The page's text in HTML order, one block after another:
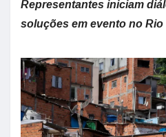
Representantes iniciam
soluções em evento no Rio